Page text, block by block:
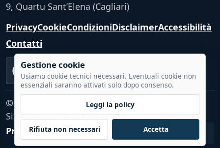
♿
9, Quartu Sant’Elena (Cagliari)
PrivacyCookieCondizioniDisclaimerAccessibilità
Contatti
Accessibilità
VERIFICA TECNICA
© 2026 - Tutti i diritti riservati.
Sito realizzato daCumCorde Marketing
Preferenze cookie
Gestione cookie
Usiamo cookie tecnici necessari. Eventuali cookie non
essenziali saranno attivati solo dopo consenso.
Leggi la policy
Rifiuta non necessari Accetta